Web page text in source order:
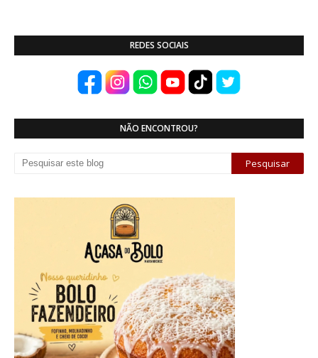
REDES SOCIAIS
NÃO ENCONTROU?